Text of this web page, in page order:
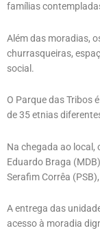
famílias
Além das moradias,
churrasqueiras,
social.
O Parque das Tribos
de 35 etnias
Na chegada ao
Eduardo Braga
Serafim Corrêa
A entrega das
acesso à moradia